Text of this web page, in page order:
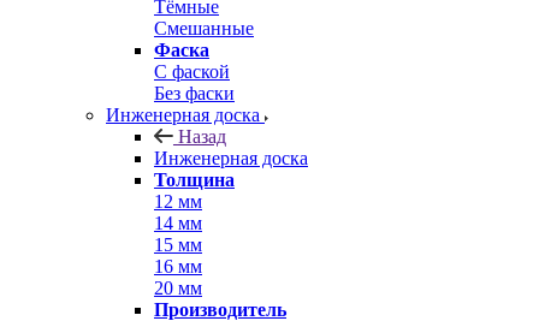
Тёмные
Смешанные
Фаска
С фаской
Без фаски
Инженерная доска
Назад
Инженерная доска
Толщина
12 мм
14 мм
15 мм
16 мм
20 мм
Производитель